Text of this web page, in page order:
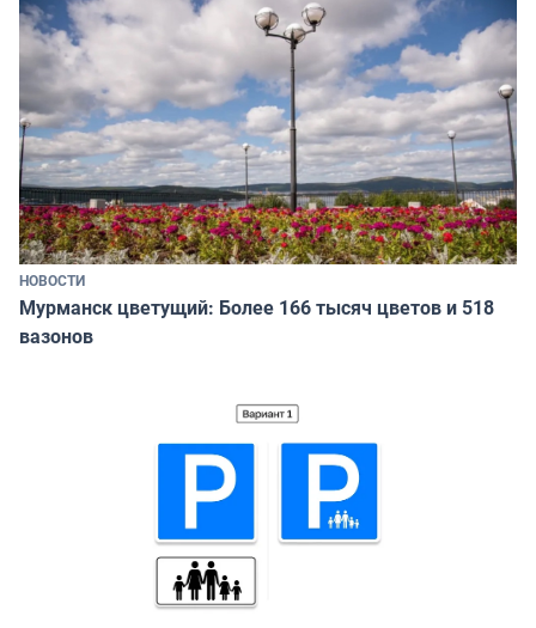
НОВОСТИ
Мурманск цветущий: Более 166 тысяч цветов и 518
вазонов